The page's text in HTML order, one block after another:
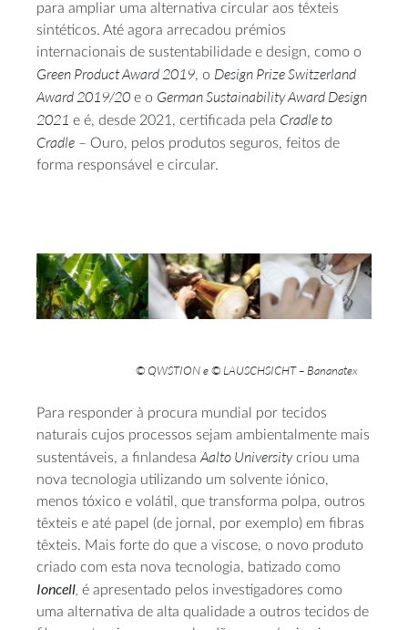
para ampliar uma alternativa circular aos têxteis
sintéticos. Até agora arrecadou prémios
internacionais de sustentabilidade e design, como o
Green Product Award 2019, o Design Prize Switzerland
Award 2019/20 e o German Sustainability Award Design
2021 e é, desde 2021, certificada pela Cradle to
Cradle – Ouro, pelos produtos seguros, feitos de
forma responsável e circular.
© QWSTION e © LAUSCHSICHT – Bananatex
Para responder à procura mundial por tecidos
naturais cujos processos sejam ambientalmente mais
sustentáveis, a finlandesa Aalto Universitycriou uma
nova tecnologia utilizando um solvente iónico,
menos tóxico e volátil, que transforma polpa, outros
têxteis e até papel (de jornal, por exemplo) em fibras
têxteis. Mais forte do que a viscose, o novo produto
criado com esta nova tecnologia, batizado como
Ioncell, é apresentado pelos investigadores como
uma alternativa de alta qualidade a outros tecidos de